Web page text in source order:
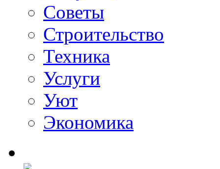
Советы
Строительство
Техника
Услуги
Уют
Экономика